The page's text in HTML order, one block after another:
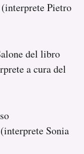
Pietro
del libro
a cura del
Sonia